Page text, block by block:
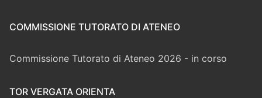
COMMISSIONE TUTORATO DI ATENEO
Commissione Tutorato di Ateneo 2026 - in corso
TOR VERGATA ORIENTA